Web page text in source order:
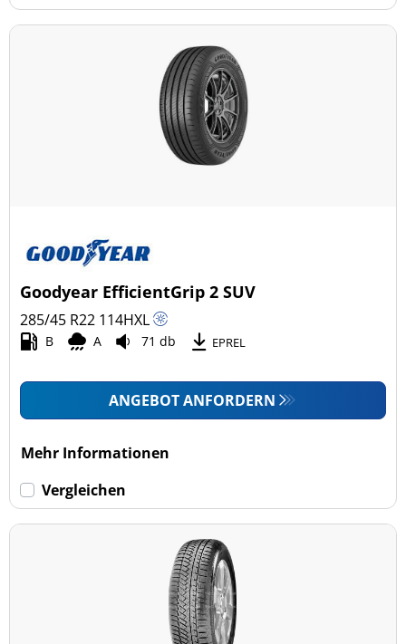
Goodyear EfficientGrip 2 SUV
285/45 R22 114HXL
B A 71 db EPREL
ANGEBOT ANFORDERN
Mehr Informationen
Vergleichen